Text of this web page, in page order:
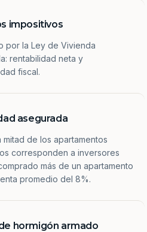
impositivos
por la Ley de Vivienda
rentabilidad neta y
fiscal.
asegurada
mitad de los apartamentos
corresponden a inversores
más de un apartamento
promedio del 8%.
hormigón armado